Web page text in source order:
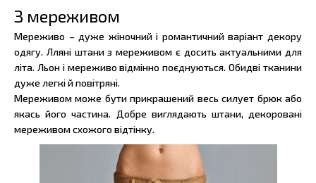
З мереживом
Мереживо – дуже жіночний і романтичний варіант декору
одягу. Лляні штани з мереживом є досить актуальними для
літа. Льон і мереживо відмінно поєднуються. Обидві тканини
дуже легкі й повітряні.
Мереживом може бути прикрашений весь силует брюк або
якась його частина. Добре виглядають штани, декоровані
мереживом схожого відтінку.